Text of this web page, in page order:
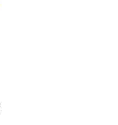
здоровья,
в семье